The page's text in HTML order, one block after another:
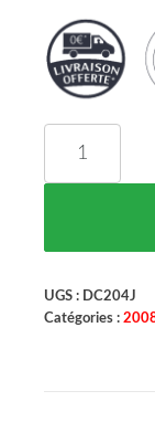
UGS : DC204J
Catégories :